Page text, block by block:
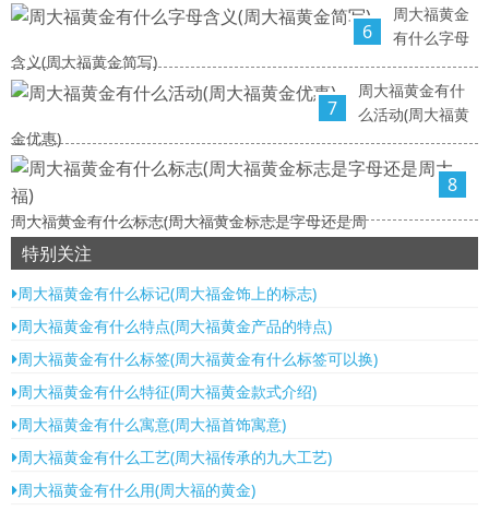
6
周大福黄金
有什么字母
含义(周大福黄金简写)
7
周大福黄金有什
么活动(周大福黄
金优惠)
8
周大福黄金有什么标志(周大福黄金标志是字母还是周
特别关注
周大福黄金有什么标记(周大福金饰上的标志)
周大福黄金有什么特点(周大福黄金产品的特点)
周大福黄金有什么标签(周大福黄金有什么标签可以换)
周大福黄金有什么特征(周大福黄金款式介绍)
周大福黄金有什么寓意(周大福首饰寓意)
周大福黄金有什么工艺(周大福传承的九大工艺)
周大福黄金有什么用(周大福的黄金)